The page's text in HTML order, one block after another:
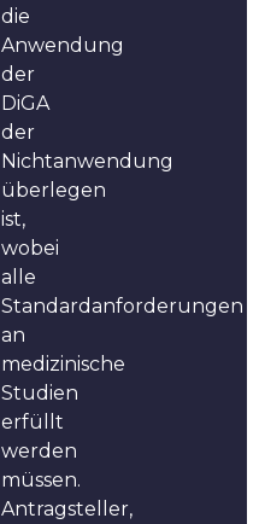
die
Anwendung
der
DiGA
der
Nichtanwendung
überlegen
ist,
wobei
alle
Standardanforderungen
an
medizinische
Studien
erfüllt
werden
müssen.
Antragsteller,